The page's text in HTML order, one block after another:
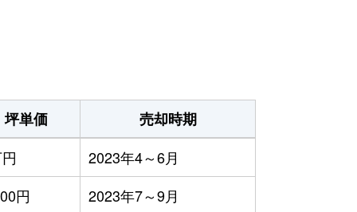
坪単価
売却時期
2023年4～6月
円
2023年7～9月